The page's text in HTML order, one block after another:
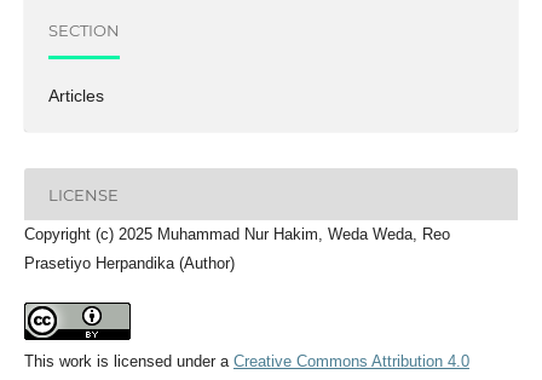
SECTION
Articles
LICENSE
Copyright (c) 2025 Muhammad Nur Hakim, Weda Weda, Reo
Prasetiyo Herpandika (Author)
This work is licensed under a Creative Commons Attribution 4.0